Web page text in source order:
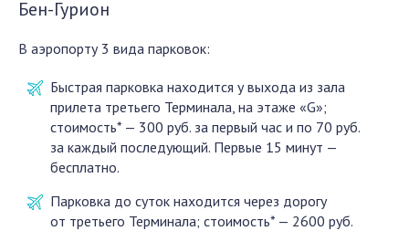
Бен-Гурион
В аэропорту 3 вида парковок:
Быстрая парковка находится у выхода из зала
прилета третьего Терминала, на этаже «G»;
стоимость* — 300 руб. за первый час и по 70 руб.
за каждый последующий. Первые 15 минут —
бесплатно.
Парковка до суток находится через дорогу
от третьего Терминала; стоимость* — 2600 руб.